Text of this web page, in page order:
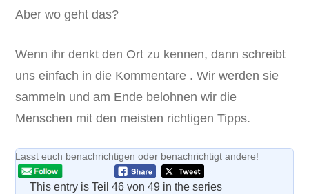
Aber wo geht das?
Wenn ihr denkt den Ort zu kennen, dann schreibt
uns einfach in die Kommentare . Wir werden sie
sammeln und am Ende belohnen wir die
Menschen mit den meisten richtigen Tipps.
Lasst euch benachrichtigen oder benachrichtigt andere!
This entry is Teil 46 von 49 in the series